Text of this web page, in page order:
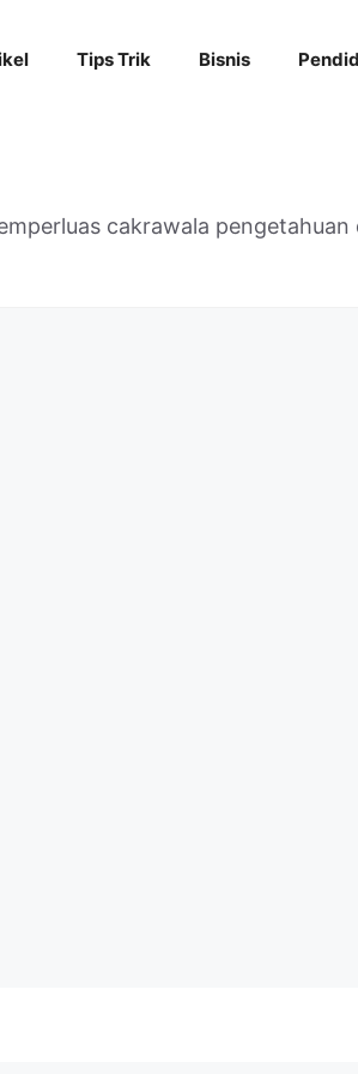
Tips Trik Bisnis
cakrawala pengetahuan